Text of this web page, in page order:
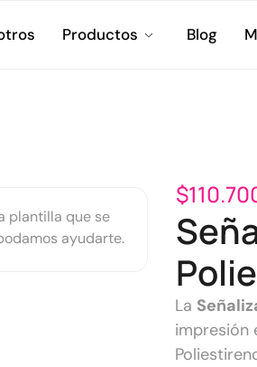
Productos Blog
plantilla que se
ayudarte.
$
La
impresión